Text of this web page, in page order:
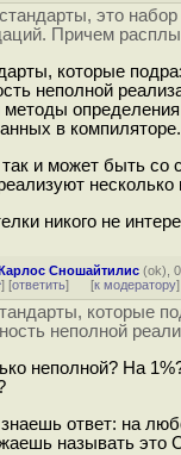
это
Причем
которые
неполной
методы
в компиляторе.
и может быть со
несколько
никого не
Сношайтилис (ok),
] [ответить] [к модератору]
которые
неполной
неполной? На
ответ: на
называть